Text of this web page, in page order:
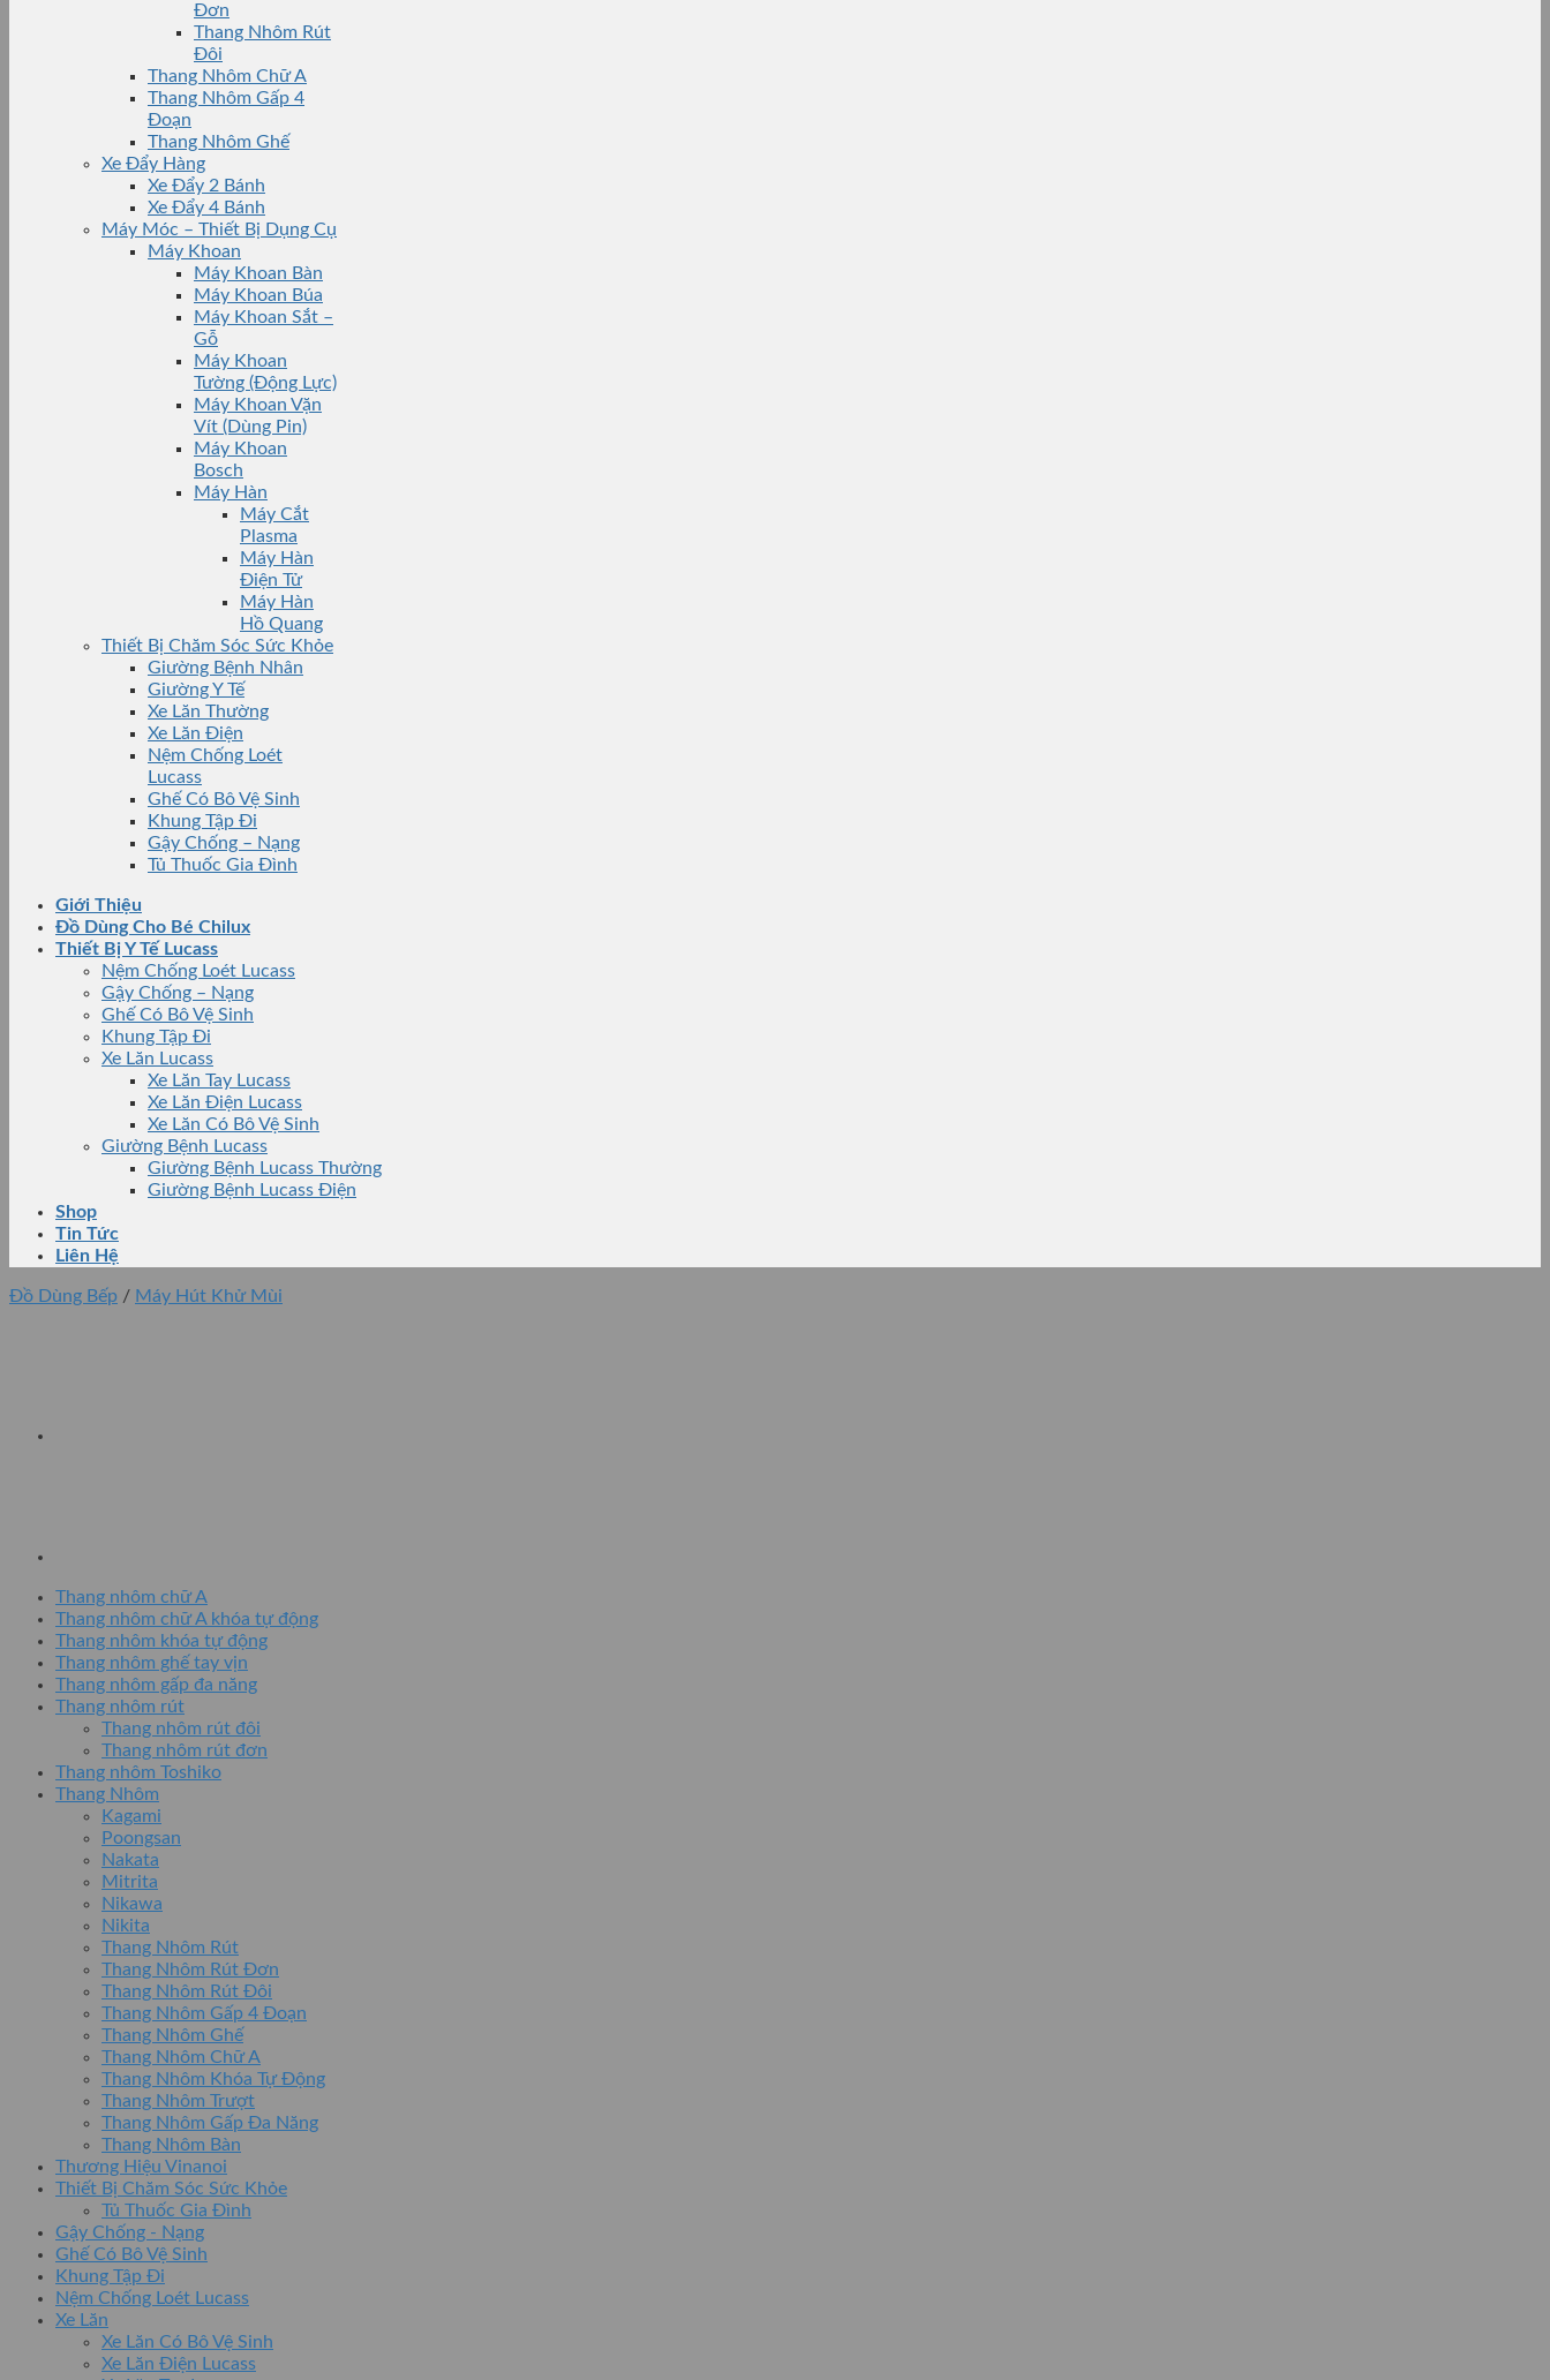
Đơn
Thang Nhôm Rút
Đôi
Thang Nhôm Chữ A
Thang Nhôm Gấp 4
Đoạn
Thang Nhôm Ghế
Xe Đẩy Hàng
Xe Đẩy 2 Bánh
Xe Đẩy 4 Bánh
Máy Móc – Thiết Bị Dụng Cụ
Máy Khoan
Máy Khoan Bàn
Máy Khoan Búa
Máy Khoan Sắt –
Gỗ
Máy Khoan
Tường (Động Lực)
Máy Khoan Vặn
Vít (Dùng Pin)
Máy Khoan
Bosch
Máy Hàn
Máy Cắt
Plasma
Máy Hàn
Điện Tử
Máy Hàn
Hồ Quang
Thiết Bị Chăm Sóc Sức Khỏe
Giường Bệnh Nhân
Giường Y Tế
Xe Lăn Thường
Xe Lăn Điện
Nệm Chống Loét
Lucass
Ghế Có Bô Vệ Sinh
Khung Tập Đi
Gậy Chống – Nạng
Tủ Thuốc Gia Đình
Giới Thiệu
Đồ Dùng Cho Bé Chilux
Thiết Bị Y Tế Lucass
Nệm Chống Loét Lucass
Gậy Chống – Nạng
Ghế Có Bô Vệ Sinh
Khung Tập Đi
Xe Lăn Lucass
Xe Lăn Tay Lucass
Xe Lăn Điện Lucass
Xe Lăn Có Bô Vệ Sinh
Giường Bệnh Lucass
Giường Bệnh Lucass Thường
Giường Bệnh Lucass Điện
Shop
Tin Tức
Liên Hệ
Đồ Dùng Bếp / Máy Hút Khử Mùi
Thang nhôm chữ A
Thang nhôm chữ A khóa tự động
Thang nhôm khóa tự động
Thang nhôm ghế tay vịn
Thang nhôm gấp đa năng
Thang nhôm rút
Thang nhôm rút đôi
Thang nhôm rút đơn
Thang nhôm Toshiko
Thang Nhôm
Kagami
Poongsan
Nakata
Mitrita
Nikawa
Nikita
Thang Nhôm Rút
Thang Nhôm Rút Đơn
Thang Nhôm Rút Đôi
Thang Nhôm Gấp 4 Đoạn
Thang Nhôm Ghế
Thang Nhôm Chữ A
Thang Nhôm Khóa Tự Động
Thang Nhôm Trượt
Thang Nhôm Gấp Đa Năng
Thang Nhôm Bàn
Thương Hiệu Vinanoi
Thiết Bị Chăm Sóc Sức Khỏe
Tủ Thuốc Gia Đình
Gậy Chống - Nạng
Ghế Có Bô Vệ Sinh
Khung Tập Đi
Nệm Chống Loét Lucass
Xe Lăn
Xe Lăn Có Bô Vệ Sinh
Xe Lăn Điện Lucass